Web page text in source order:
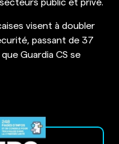
visent à doubler
passant de 37
Guardia CS se